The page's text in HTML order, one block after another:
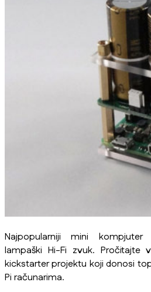
Najpopularniji mini
lampaški Hi-Fi zvuk. Pročitajte
kickstarter projektu koji donosi
Pi računarima.